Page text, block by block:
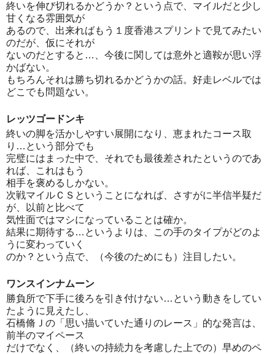
終いを伸び切れるかどうか？という点で、マイルだと少し
甘くなる雰囲気が
あるので、出来ればもう１度香港スプリントで見てみたい
のだが、仮にそれが
ないのだとすると…、今後に関しては意外と適鞍が思い浮
かばない。
もちろんそれは勝ち切れるかどうかの話。好走レベルでは
どこでも問題ない。
レッツゴードンキ
終いの脚を活かしやすい展開になり、恵まれたコース取
り…という部分でも
完璧にはまった中で、それでも最後差されたというのであ
れば、これはもう
相手を褒めるしかない。
次戦マイルＣＳということになれば、さすがに半信半疑だ
が、以前と比べて
気性面ではマシになっていることは確か。
結果に期待する…というよりは、この手のタイプがどのよ
うに変わっていく
のか？という点で、（今後のためにも）注目したい。
ワンスインナムーン
勝負所で下手に後ろを引き付けない…という動きをしてい
たように見えたし、
石橋脩Ｊの「思い描いていた通りのレース」的な発言は、
前半のマイペース
だけでなく、（終いの持続力を考慮した上での）早めのペ